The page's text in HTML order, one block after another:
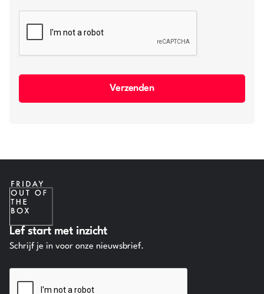
Verzenden
Lef start met inzicht
Schrijf je in voor onze nieuwsbrief.
CAPTCHA